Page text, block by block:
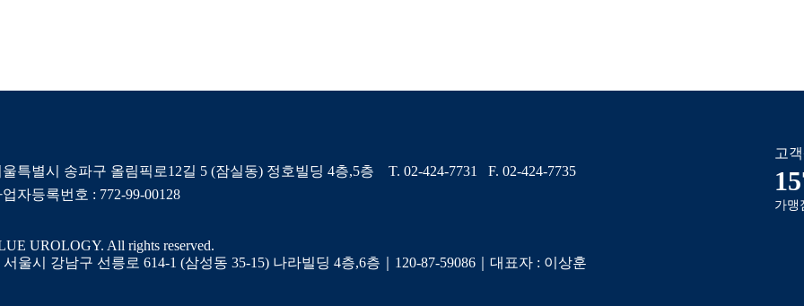
특별시 송파구 올림픽로12길 5 (잠실동) 정호빌딩 4층,5층 T. 02-424-7731 F. 02-424-7735
자등록번호 : 772-99-00128
UROLOGY. All rights reserved.
서울시 강남구 선릉로 614-1 (삼성동 35-15) 나라빌딩 4층,6층 120-87-59086 대표자 : 이상훈
고
가맹